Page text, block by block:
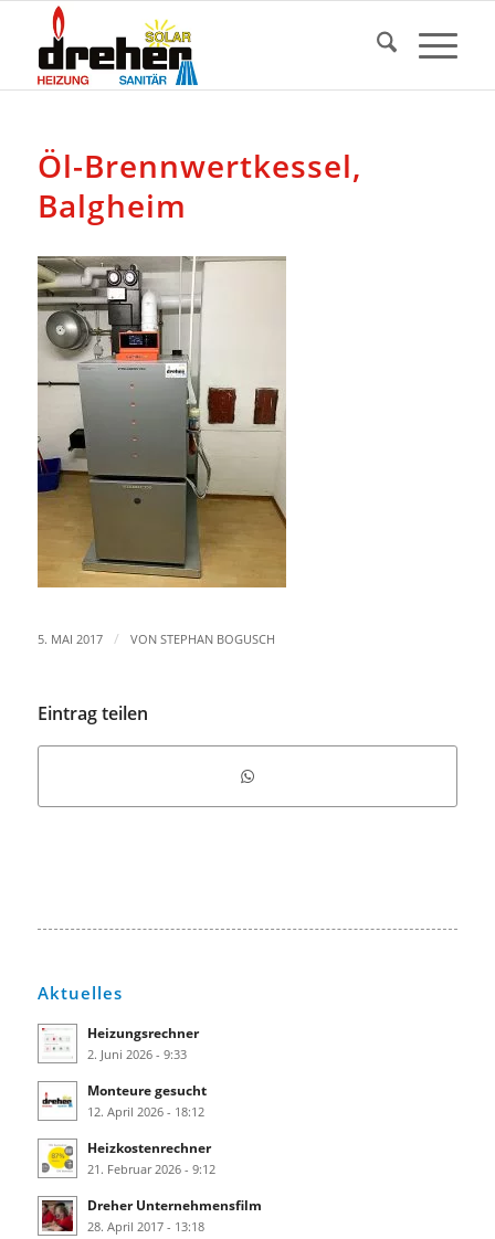
Öl-Brennwertkessel,
Balgheim
5. MAI 2017 / VON STEPHAN BOGUSCH
Eintrag teilen
Aktuelles
Heizungsrechner
2. Juni 2026 - 9:33
Monteure gesucht
12. April 2026 - 18:12
Heizkostenrechner
21. Februar 2026 - 9:12
Dreher Unternehmensfilm
28. April 2017 - 13:18